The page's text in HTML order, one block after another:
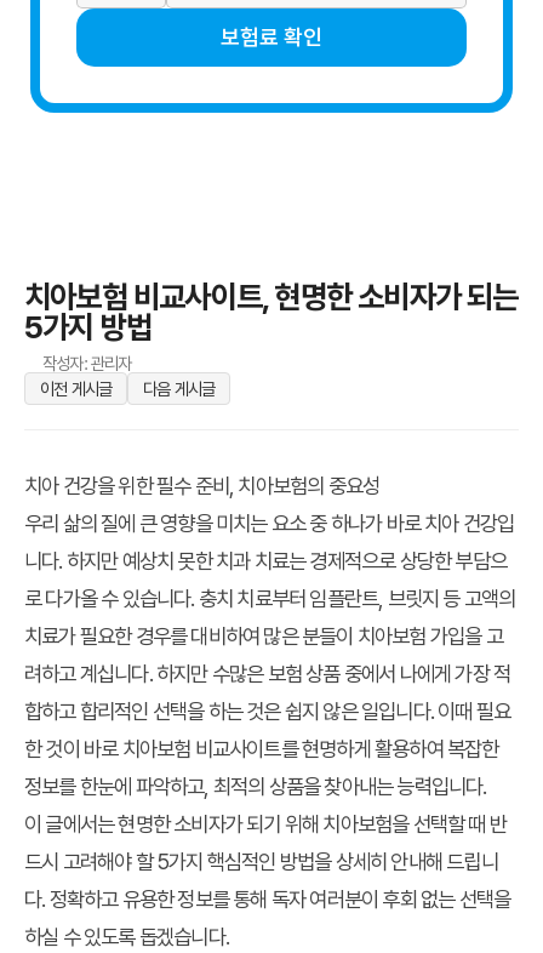
보험료 확인
치아보험 비교사이트, 현명한 소비자가 되는
5가지 방법
작성자: 관리자
이전 게시글
다음 게시글
치아 건강을 위한 필수 준비, 치아보험의 중요성
우리 삶의 질에 큰 영향을 미치는 요소 중 하나가 바로 치아 건강입
니다. 하지만 예상치 못한 치과 치료는 경제적으로 상당한 부담으
로 다가올 수 있습니다. 충치 치료부터 임플란트, 브릿지 등 고액의
치료가 필요한 경우를 대비하여 많은 분들이 치아보험 가입을 고
려하고 계십니다. 하지만 수많은 보험 상품 중에서 나에게 가장 적
합하고 합리적인 선택을 하는 것은 쉽지 않은 일입니다. 이때 필요
한 것이 바로치아보험 비교사이트를 현명하게 활용하여 복잡한
정보를 한눈에 파악하고, 최적의 상품을 찾아내는 능력입니다.
이 글에서는 현명한 소비자가 되기 위해 치아보험을 선택할 때 반
드시 고려해야 할 5가지 핵심적인 방법을 상세히 안내해 드립니
다. 정확하고 유용한 정보를 통해 독자 여러분이 후회 없는 선택을
하실 수 있도록 돕겠습니다.